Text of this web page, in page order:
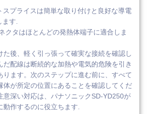
スプライスは簡単な取り付けと良好な導電
す.
クタはほとんどの発熱体端子に適合しま
た後、軽く引っ張って確実な接続を確認し
だ配線は断続的な加熱や電気的危険を引き
ります。次のステップに進む前に、すべて
体が所定の位置にあることを確認してくだ
意深い対応は、パナソニックSD-YD250が
動作するのに役立ちます.